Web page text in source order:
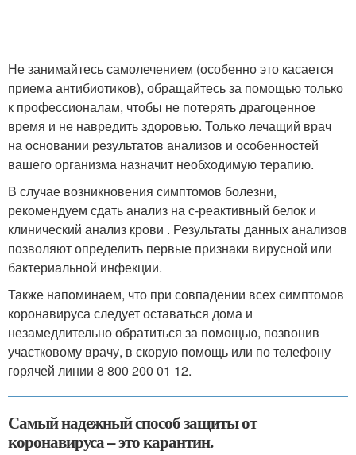
Не занимайтесь самолечением (особенно это касается
приема антибиотиков), обращайтесь за помощью только
к профессионалам, чтобы не потерять драгоценное
время и не навредить здоровью. Только лечащий врач
на основании результатов анализов и особенностей
вашего организма назначит необходимую терапию.
В случае возникновения симптомов болезни,
рекомендуем сдать анализ на с-реактивный белок и
клинический анализ крови . Результаты данных анализов
позволяют определить первые признаки вирусной или
бактериальной инфекции.
Также напоминаем, что при совпадении всех симптомов
коронавируса следует оставаться дома и
незамедлительно обратиться за помощью, позвонив
участковому врачу, в скорую помощь или по телефону
горячей линии 8 800 200 01 12.
Самый надежный способ защиты от
коронавируса – это карантин.